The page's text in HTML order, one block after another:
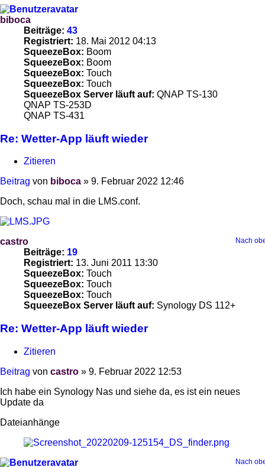
biboca
Beiträge: 43
Registriert: 18. Mai 2012 04:13
SqueezeBox: Boom
SqueezeBox: Boom
SqueezeBox: Touch
SqueezeBox: Touch
SqueezeBox Server läuft auf: QNAP TS-130
QNAP TS-253D
QNAP TS-431
Re: Wetter-App läuft wieder
Zitieren
Beitrag von biboca » 9. Februar 2022 12:46
Doch, schau mal in die LMS.conf.
Nach
castro
Beiträge: 19
Registriert: 13. Juni 2011 13:30
SqueezeBox: Touch
SqueezeBox: Touch
SqueezeBox: Touch
SqueezeBox Server läuft auf: Synology DS 112+
Re: Wetter-App läuft wieder
Zitieren
Beitrag von castro » 9. Februar 2022 12:53
Ich habe ein Synology Nas und siehe da, es ist ein neues
Update da
Dateianhänge
Nach